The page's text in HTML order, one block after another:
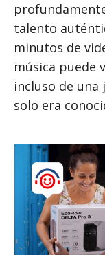
talento
minutos de
música puede
incluso de una
solo era